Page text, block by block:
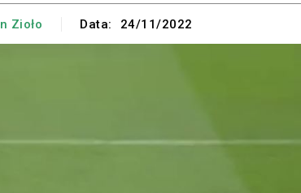
Zioło Data: 24/11/2022